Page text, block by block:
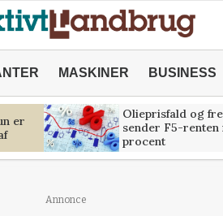
MASKINER BUSINESS
er
Olieprisfald og
sender F5-renten
procent
Annonce